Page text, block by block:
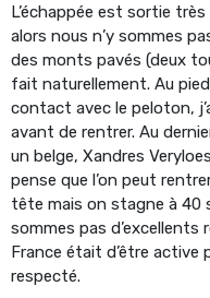
L’échappée est sortie
alors nous n’y sommes
des monts pavés (deux
fait naturellement. Au
contact avec le peloton,
avant de rentrer. Au
un belge, Xandres
pense que l’on peut
tête mais on stagne à 40
sommes pas d’excellents
France était d’être active
respecté.